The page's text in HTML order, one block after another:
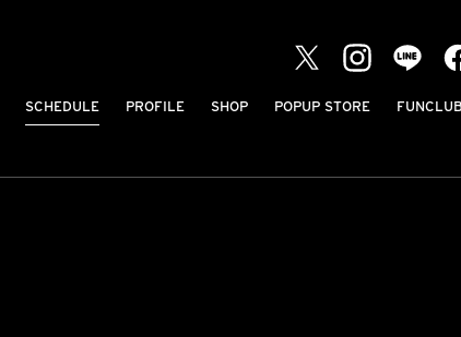
SCHEDULE PROFILE SHOP POPUP STORE FUNCLUB